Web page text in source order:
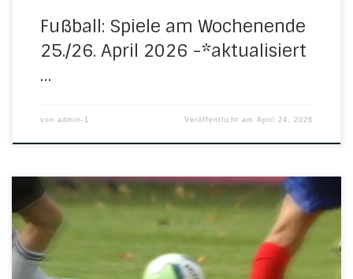
Fußball: Spiele am Wochenende
25./26. April 2026 -*aktualisiert
…
von admin-1 Veröffentlicht amApril 24, 2026
Nach den Osterferien greifen nun auch die Jugendteams
wieder ins Spielgeschehen ein. Eine Begegnung hat
bereits stattgefunden. Mittwoch, 15. April 2026 18.30 Uhr in
UlfenC-Jugend: H/N/U/N II – JSG